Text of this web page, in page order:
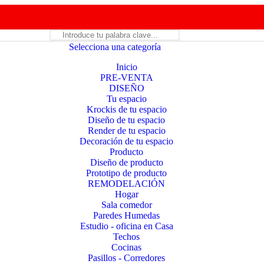
Selecciona una categoría
Inicio
PRE-VENTA
DISEÑO
Tu espacio
Krockis de tu espacio
Diseño de tu espacio
Render de tu espacio
Decoración de tu espacio
Producto
Diseño de producto
Prototipo de producto
REMODELACIÓN
Hogar
Sala comedor
Paredes Humedas
Estudio - oficina en Casa
Techos
Cocinas
Pasillos - Corredores